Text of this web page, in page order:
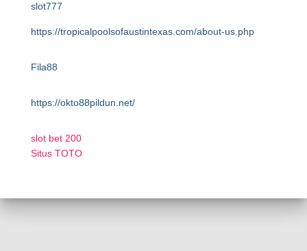
slot777
https://tropicalpoolsofaustintexas.com/about-us.php
Fila88
https://okto88pildun.net/
slot bet 200
Situs TOTO